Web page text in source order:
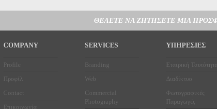
ΘΕΛΕΤΕ ΝΑ ΖΗΤΗΣΕΤΕ ΜΙΑ
COMPANY
Profile
Προφίλ
Contact
Επικοινωνία
SERVICES
Branding
Web
Commercial
Photography
ΥΠΗΡΕΣΙΕΣ
Εταιρική
Διαδίκτυο
Φωτογραφικές
Παραγωγές